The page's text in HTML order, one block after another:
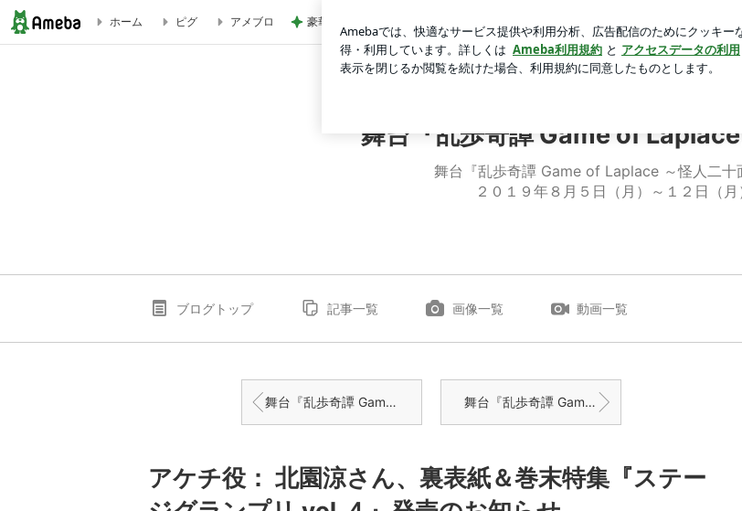
アケチ役： 北園涼さん、裏表紙＆巻末特集『ステージグランプリ vol.４』発売のお知らせ | 舞台『乱歩奇譚
ホーム ピグ アメブロ 豪華すぎて夫に引かれた朝ごはん
舞台『乱歩奇譚 Game of
舞台『乱歩奇譚 Game of Laplace ～怪人二十
２０１９年８月５日（月）～１２日（月
ブログトップ 記事一覧 画像一覧 動画一覧
舞台『乱歩奇譚 Game of Laplace ～パノラマ島の怪人～』キービジュアル第２弾解禁 舞台『乱歩奇譚 Game of Laplace ～パノラマ島の怪人～』公演に関するQ＆Ａ
アケチ役： 北園涼さん、裏表紙＆巻末特集『ステー